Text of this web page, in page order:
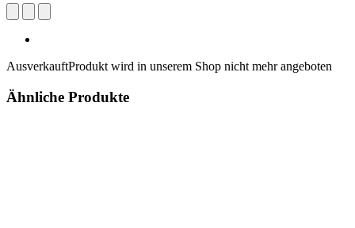
AusverkauftProdukt wird in unserem Shop nicht mehr angeboten
Ähnliche Produkte